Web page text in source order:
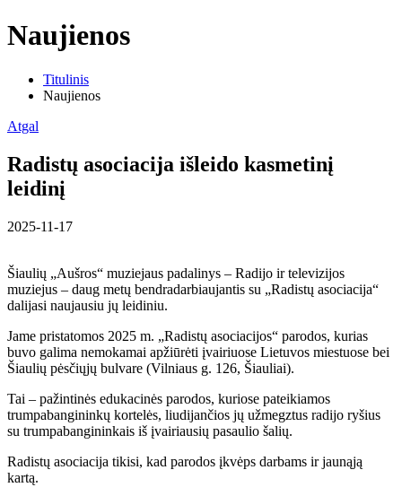
Naujienos
Titulinis
Naujienos
Atgal
Radistų asociacija išleido kasmetinį
leidinį
2025-11-17
Šiaulių „Aušros“ muziejaus padalinys – Radijo ir televizijos
muziejus – daug metų bendradarbiaujantis su „Radistų asociacija“
dalijasi naujausiu jų leidiniu.
Jame pristatomos 2025 m. „Radistų asociacijos“ parodos, kurias
buvo galima nemokamai apžiūrėti įvairiuose Lietuvos miestuose bei
Šiaulių pėsčiųjų bulvare (Vilniaus g. 126, Šiauliai).
Tai – pažintinės edukacinės parodos, kuriose pateikiamos
trumpabangininkų kortelės, liudijančios jų užmegztus radijo ryšius
su trumpabangininkais iš įvairiausių pasaulio šalių.
Radistų asociacija tikisi, kad parodos įkvėps darbams ir jaunąją
kartą.